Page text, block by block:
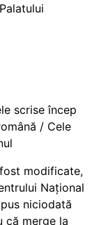
scrise încep
/ Cele
modificate,
Național
niciodată
că merge la